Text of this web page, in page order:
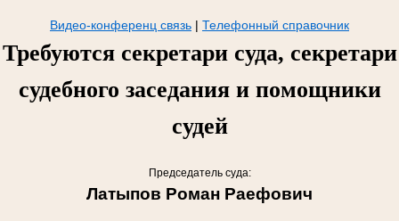
Видео-конференц связь | Телефонный справочник
Требуются секретари суда, секретари
судебного заседания и помощники
судей
Председатель суда:
Латыпов Роман Раефович